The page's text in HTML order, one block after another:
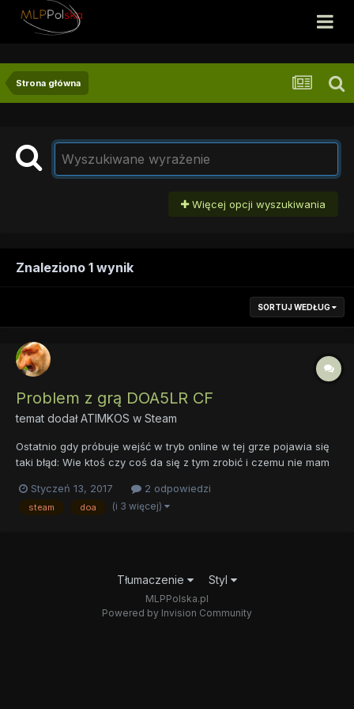
Strona główna
Więcej opcji wyszukiwania
Znaleziono 1 wynik
SORTUJ WEDŁUG
Problem z grą DOA5LR CF
temat dodałATIMKOS w Steam
Ostatnio gdy próbuje wejść w tryb online w tej grze pojawia się
taki błąd: Wie ktoś czy coś da się z tym zrobić i czemu nie mam
w dobrym dziale)
Styczeń 13, 2017 2 odpowiedzi
steam doa (i 3 więcej)
Tłumaczenie Styl
MLPPolska.pl
Powered by Invision Community